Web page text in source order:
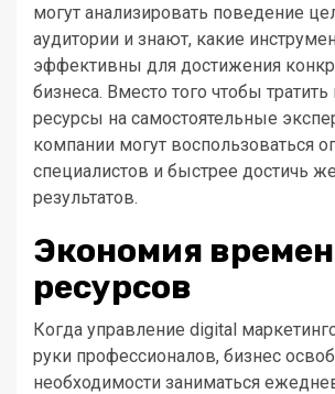
могут анализировать поведение
аудитории и знают, какие
эффективны для достижения
бизнеса. Вместо того чтобы
ресурсы на самостоятельные
компании могут воспользоваться
специалистов и быстрее достичь
результатов.
Экономия
ресурсов
Когда управление digital
руки профессионалов, бизнес
необходимости заниматься